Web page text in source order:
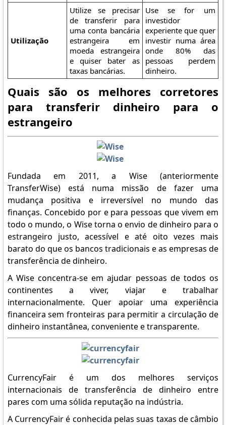
Utilização
Utilize se precisar
de transferir para
uma conta bancária
estrangeira em
moeda estrangeira
e quiser bater as
taxas bancárias.
Use se for um
investidor
experiente que quer
investir numa área
onde 80% das
pessoas perdem
dinheiro.
Quais são os melhores corretores
para transferir dinheiro para o
estrangeiro
Fundada em 2011, a Wise (anteriormente
TransferWise) está numa missão de fazer uma
mudança positiva e irreversível no mundo das
finanças. Concebido por e para pessoas que vivem em
todo o mundo, o Wise torna o envio de dinheiro para o
estrangeiro justo, acessível e até oito vezes mais
barato do que os bancos tradicionais e as empresas de
transferência de dinheiro.
A Wise concentra-se em ajudar pessoas de todos os
continentes a viver, viajar e trabalhar
internacionalmente. Quer apoiar uma experiência
financeira sem fronteiras para permitir a circulação de
dinheiro instantânea, conveniente e transparente.
CurrencyFair é um dos melhores serviços
internacionais de transferência de dinheiro entre
pares com uma sólida reputação na indústria.
A CurrencyFair é conhecida pelas suas taxas de câmbio